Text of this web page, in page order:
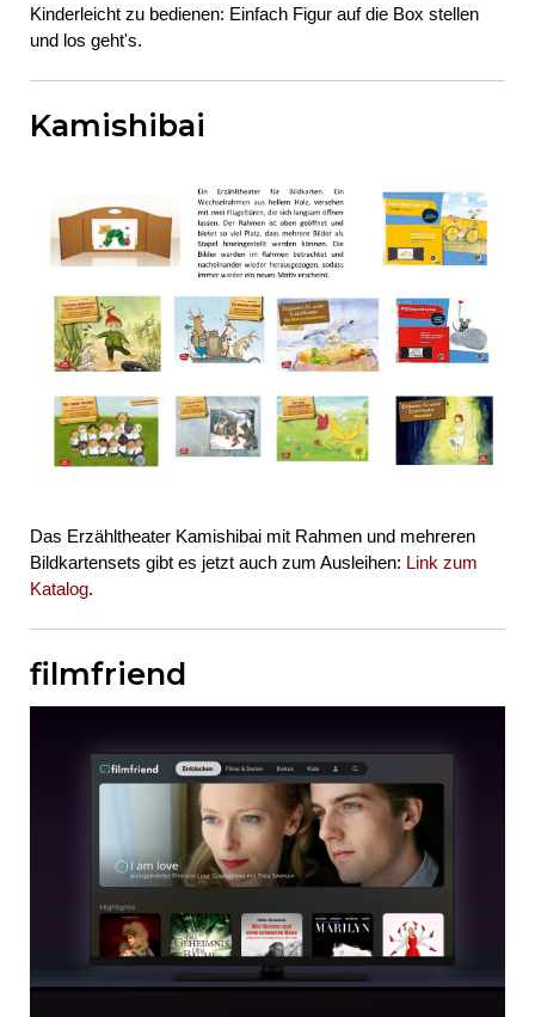
Kinderleicht zu bedienen: Einfach Figur auf die Box stellen
und los geht's.
Kamishibai
Das Erzähltheater Kamishibai mit Rahmen und mehreren
Bildkartensets gibt es jetzt auch zum Ausleihen: Link zum
Katalog.
filmfriend